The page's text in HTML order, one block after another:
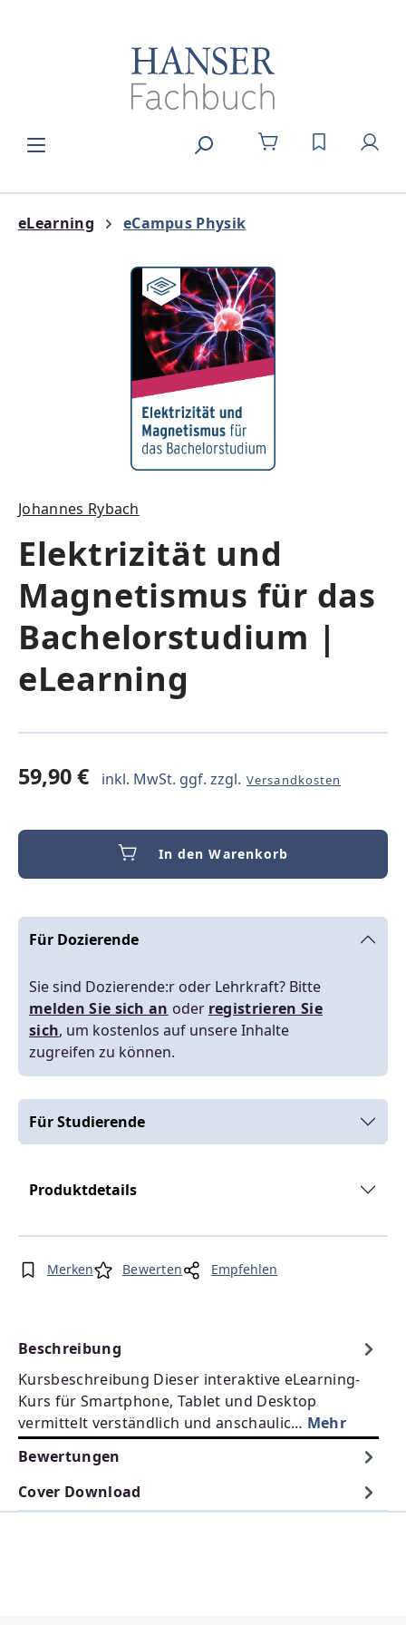
DU HAST 0
eLearning eCampus Physik
Bildergalerie überspringen
Johannes Rybach
Elektrizität und
Magnetismus für das
Bachelorstudium |
eLearning
59,90 € inkl. MwSt. ggf. zzgl. Versandkosten
In den Warenkorb
Für Dozierende
Sie sind Dozierende:r oder Lehrkraft? Bitte
melden Sie sich an oder registrieren Sie
sich, um kostenlos auf unsere Inhalte
zugreifen zu können.
Für Studierende
Produktdetails
Merken Bewerten Empfehlen
Beschreibung
Kursbeschreibung Dieser interaktive eLearning-
Kurs für Smartphone, Tablet und Desktop
vermittelt verständlich und anschaulic… Mehr
Bewertungen
Cover Download